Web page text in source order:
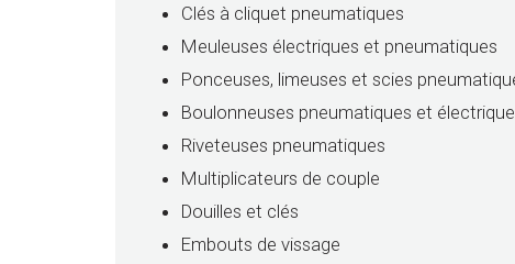
Clés à cliquet pneumatiques
Meuleuses électriques et pneumatiques
Ponceuses, limeuses et scies
Boulonneuses pneumatiques et
Riveteuses pneumatiques
Multiplicateurs de couple
Douilles et clés
Embouts de vissage